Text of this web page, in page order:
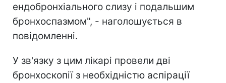
ендобронхіального слизу і подальшим
бронхоспазмом", - наголошується в
повідомленні.
У зв'язку з цим лікарі провели дві
бронхоскопії з необхідністю аспірації